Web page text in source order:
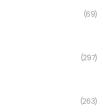
69
297
263